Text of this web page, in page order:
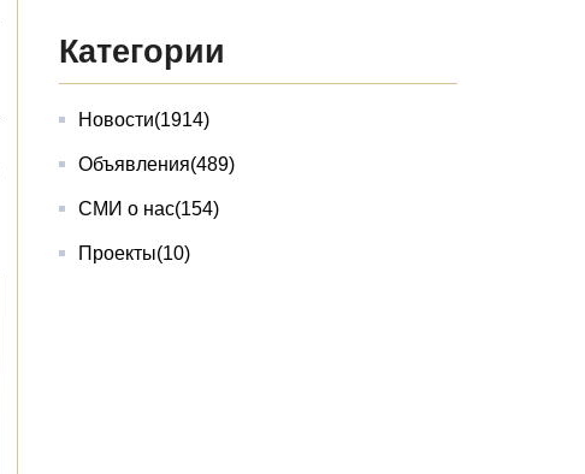
Категории
Новости(1914)
Объявления(489)
СМИ о нас(154)
Проекты(10)